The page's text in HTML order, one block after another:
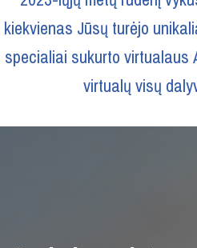
kiekvienas Jūsų turėjo
specialiai sukurto virtualaus
virtualų visų